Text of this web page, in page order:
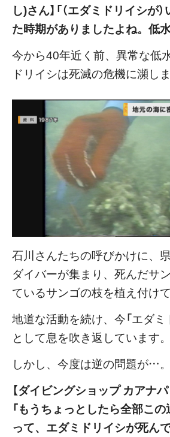
し)さん】「（エダミドリイシが
た時期がありましたよね。低
今から40年近く前、異常な低
ドリイシは死滅の危機に瀕しま
石川さんたちの呼びかけに、
ダイバーが集まり、死んだサ
ているサンゴの枝を植え付け
地道な活動を続け、今「エダミ
として息を吹き返しています。
しかし、今度は逆の問題が…。
【ダイビングショップ カアナ
「もうちょっとしたら全部こ
って、エダミドリイシが死ん